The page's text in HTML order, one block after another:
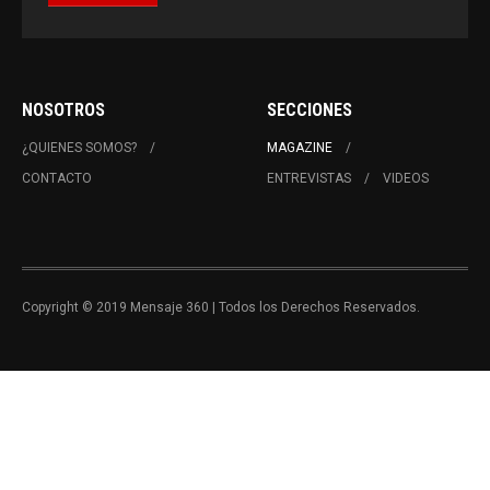
NOSOTROS
¿QUIENES SOMOS?
CONTACTO
SECCIONES
MAGAZINE
ENTREVISTAS
VIDEOS
Copyright © 2019 Mensaje 360 | Todos los Derechos Reservados.